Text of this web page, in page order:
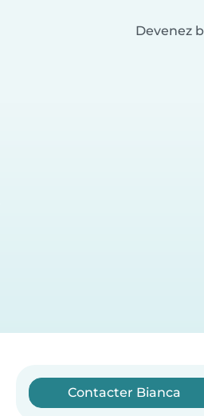
Devenez
Contacter Bianca